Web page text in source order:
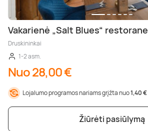
Vakarienė „Salt Blues“ restorane
Druskininkai
1-2 asm.
Nuo 28,00 €
Lojalumo programos nariams grįžta nuo1,40 €
Žiūrėti pasiūlymą